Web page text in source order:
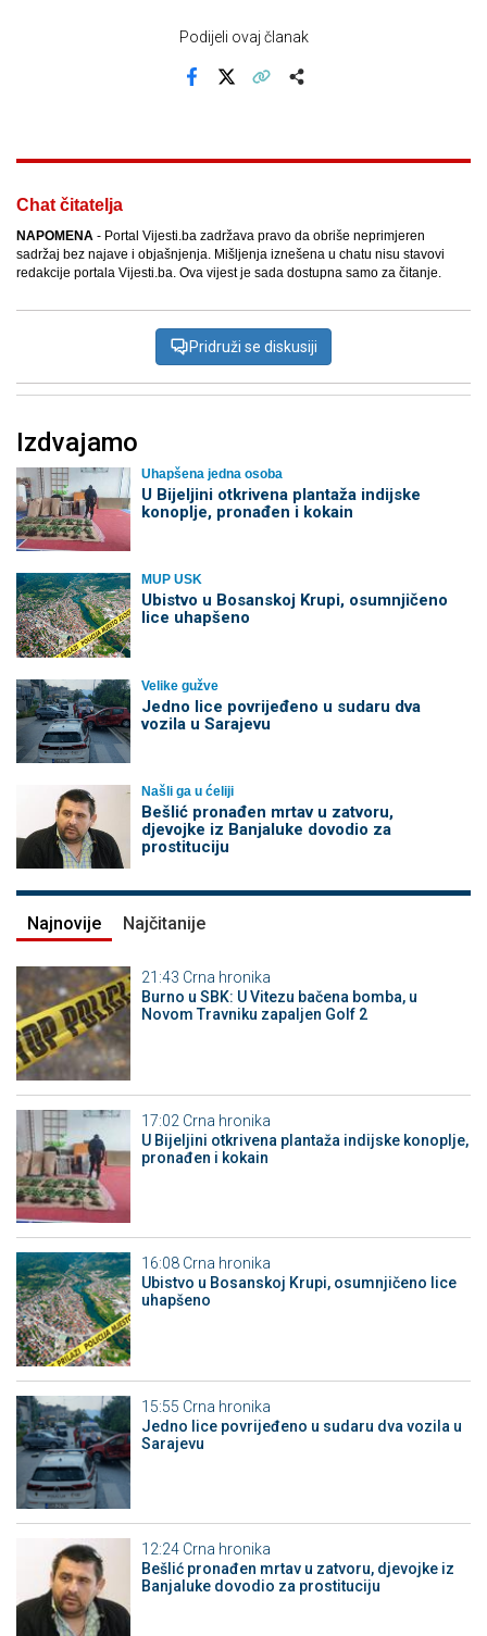
Podijeli ovaj članak
Facebook
Chat čitatelja
NAPOMENA - Portal Vijesti.ba zadržava pravo da obriše neprimjeren
sadržaj bez najave i objašnjenja. Mišljenja iznešena u chatu nisu stavovi
redakcije portala Vijesti.ba. Ova vijest je sada dostupna samo za čitanje.
Pridruži se diskusiji
Izdvajamo
Uhapšena jedna osoba
​U Bijeljini otkrivena plantaža indijske
konoplje, pronađen i kokain
MUP USK
Ubistvo u Bosanskoj Krupi, osumnjičeno
lice uhapšeno
Velike gužve
Јedno lice povrijeđeno u sudaru dva
vozila u Sarajevu
Našli ga u ćeliji
Bešlić pronađen mrtav u zatvoru,
djevojke iz Banjaluke dovodio za
prostituciju
Najnovije Najčitanije
21:43 Crna hronika
Burno u SBK: U Vitezu bačena bomba, u
Novom Travniku zapaljen Golf 2
17:02 Crna hronika
​U Bijeljini otkrivena plantaža indijske konoplje,
pronađen i kokain
16:08 Crna hronika
Ubistvo u Bosanskoj Krupi, osumnjičeno lice
uhapšeno
15:55 Crna hronika
Јedno lice povrijeđeno u sudaru dva vozila u
Sarajevu
12:24 Crna hronika
Bešlić pronađen mrtav u zatvoru, djevojke iz
Banjaluke dovodio za prostituciju